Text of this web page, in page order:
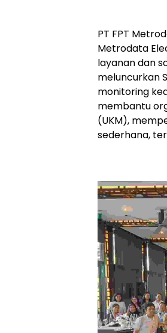
PT FPT
Metrodata
layanan dan
meluncurkan
monitoring
membantu
(UKM),
sederhana,